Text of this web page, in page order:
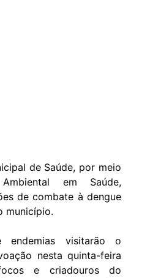
de Saúde, por meio
em Saúde,
de combate à dengue
município.
endemias visitarão o
nesta quinta-feira
e criadouros do